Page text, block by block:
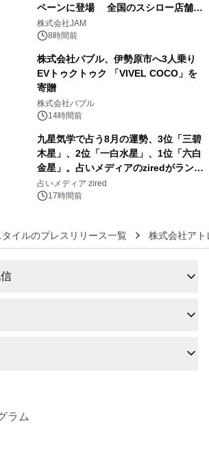
ペーンに登場 全国のスシロー店舗で
GR 4車種の FUNBOO(ミニカー)付き
メニューが展開されます
株式会社JAM
8時間前
株式会社バブル、伊勢原市へ3人乗り
EVトゥクトゥク 「VIVEL COCO」を
寄贈
株式会社バブル
14時間前
九星気学で占う8月の運勢、3位「三碧
木星」、2位「一白水星」、1位「六白
金星」。占いメディアのziredがランキ
ングを発表
占いメディア zired
17時間前
タイルのプレスリリース一覧 株式会社ア
ラム